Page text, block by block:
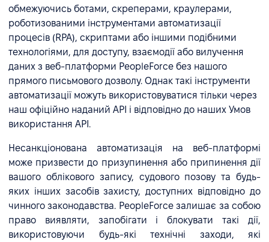
обмежуючись ботами, скреперами, краулерами,
роботизованими інструментами автоматизації
процесів (RPA), скриптами або іншими подібними
технологіями, для доступу, взаємодії або вилучення
даних з веб-платформи PeopleForce без нашого
прямого письмового дозволу. Однак такі інструменти
автоматизації можуть використовуватися тільки через
наш офіційно наданий API і відповідно до наших Умов
використання API.
Несанкціонована автоматизація на веб-платформі
може призвести до призупинення або припинення дії
вашого облікового запису, судового позову та будь-
яких інших засобів захисту, доступних відповідно до
чинного законодавства. PeopleForce залишає за собою
право виявляти, запобігати і блокувати такі дії,
використовуючи будь-які технічні заходи, які